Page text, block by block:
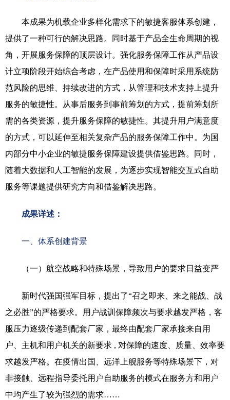
本成果为机载企业多样化需求下的敏捷客服体系创建，
提供了一种可行的解决思路。同时基于产品全生命周期的视
角，开展服务保障的顶层设计。强化服务保障工作从产品设
计立项阶段开始综合考虑，在产品使用和保障时采用系统防
范风险的思维、持续改进的方式，从管理和技术支持上提升
服务的敏捷性。从事后服务到事前筹划的方式，提前筹划所
需的各类资源，提升服务保障的敏捷性。其提升用户满意度
的方式，可以延伸至相关复杂产品的服务保障工作中。为国
内部分中小企业的敏捷服务保障建设提供借鉴思路。同时，
随着大数据和人工智能的发展，为逐步实现智能交互式自助
服务等课题提供研究方向和借鉴解决思路。
成果详述：
一、 体系创建背景
（一）航空战略和特殊场景，导致用户的要求日益变严
新时代强国强军目标，提出了“召之即来、来之能战、战
之必胜”的严格要求。用户战训保障频次与要求越发严格，客
服压力逐级传递到配套厂家，最终由配套厂家承接来自用
户、主机和用户机关的新要求 , 对保障的速度、质量、效率要
求越发严格。在疫情出国、远洋上舰服务等特殊场景下，对
非接触、远程指导委托用户自助服务的模式在服务方和用户
中均产生了较为强烈的需求……